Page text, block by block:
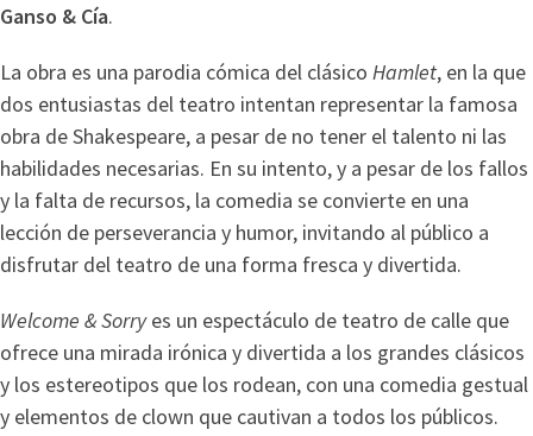
Ganso & Cía.
La obra es una parodia cómica del clásico Hamlet, en la que
dos entusiastas del teatro intentan representar la famosa
obra de Shakespeare, a pesar de no tener el talento ni las
habilidades necesarias. En su intento, y a pesar de los fallos
y la falta de recursos, la comedia se convierte en una
lección de perseverancia y humor, invitando al público a
disfrutar del teatro de una forma fresca y divertida.
Welcome & Sorryes un espectáculo de teatro de calle que
ofrece una mirada irónica y divertida a los grandes clásicos
y los estereotipos que los rodean, con una comedia gestual
y elementos de clown que cautivan a todos los públicos.